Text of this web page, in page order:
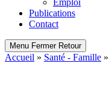
Emploi
Publications
Contact
Menu Fermer Retour
Accueil » Santé - Famille »